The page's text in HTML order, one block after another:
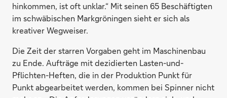
hinkommen, ist oft unklar.“ Mit seinen 65 Beschäftigten
im schwäbischen Markgröningen sieht er sich als
kreativer Wegweiser.
Die Zeit der starren Vorgaben geht im Maschinenbau
zu Ende. Aufträge mit dezidierten Lasten-und-
Pflichten-Heften, die in der Produktion Punkt für
Punkt abgearbeitet werden, kommen bei Spinner nicht